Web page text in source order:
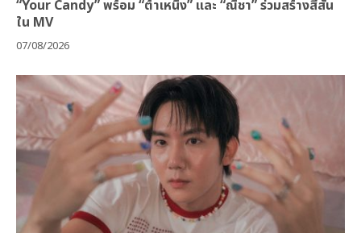
“Your Candy” พร้อม “ต้าเหนิง” และ “ณิชา” ร่วมสร้างสีสัน
ใน MV
07/08/2026